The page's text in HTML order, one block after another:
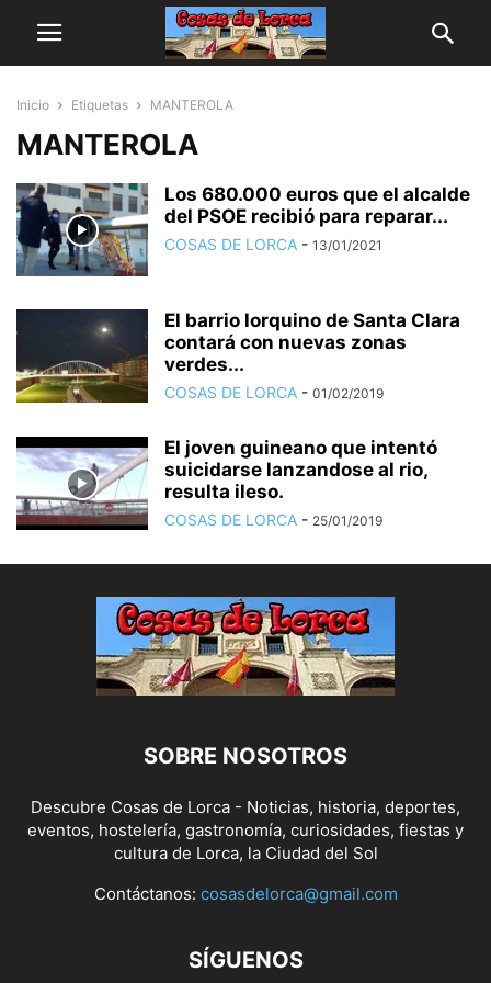
Inicio Etiquetas MANTEROLA
MANTEROLA
Los 680.000 euros que el alcalde
del PSOE recibió para reparar...
COSAS DE LORCA - 13/01/2021
El barrio lorquino de Santa Clara
contará con nuevas zonas
verdes...
COSAS DE LORCA - 01/02/2019
El joven guineano que intentó
suicidarse lanzandose al rio,
resulta ileso.
COSAS DE LORCA - 25/01/2019
SOBRE NOSOTROS
Descubre Cosas de Lorca - Noticias, historia, deportes,
eventos, hostelería, gastronomía, curiosidades, fiestas y
cultura de Lorca, la Ciudad del Sol
Contáctanos: cosasdelorca@gmail.com
SÍGUENOS